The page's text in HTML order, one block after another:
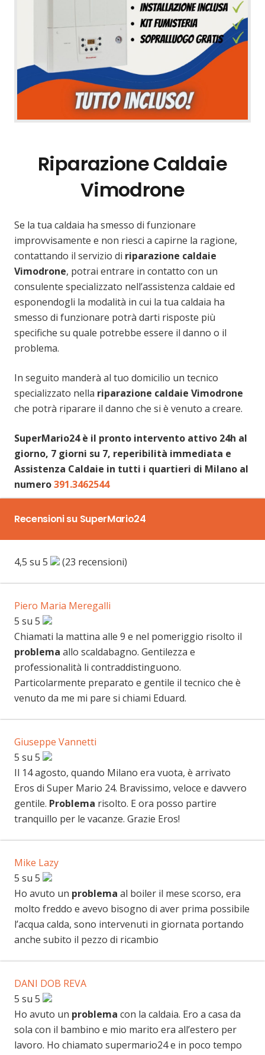
Riparazione Caldaie
Vimodrone
Se la tua caldaia ha smesso di funzionare
improvvisamente e non riesci a capirne la ragione,
contattando il servizio di riparazione caldaie
Vimodrone, potrai entrare in contatto con un
consulente specializzato nell’assistenza caldaie ed
esponendogli la modalità in cui la tua caldaia ha
smesso di funzionare potrà darti risposte più
specifiche su quale potrebbe essere il danno o il
problema.
In seguito manderà al tuo domicilio un tecnico
specializzato nella riparazione caldaie Vimodrone
che potrà riparare il danno che si è venuto a creare.
SuperMario24 è il pronto intervento attivo 24h al
giorno, 7 giorni su 7, reperibilità immediata e
Assistenza Caldaie in tutti i quartieri di Milano al
numero391.3462544
Recensioni su SuperMario24
4,5 su 5 (23 recensioni)
Piero Maria Meregalli
5 su 5
Chiamati la mattina alle 9 e nel pomeriggio risolto il
problema allo scaldabagno. Gentilezza e
professionalità li contraddistinguono.
Particolarmente preparato e gentile il tecnico che è
venuto da me mi pare si chiami Eduard.
Giuseppe Vannetti
5 su 5
Il 14 agosto, quando Milano era vuota, è arrivato
Eros di Super Mario 24. Bravissimo, veloce e davvero
gentile. Problema risolto. E ora posso partire
tranquillo per le vacanze. Grazie Eros!
Mike Lazy
5 su 5
Ho avuto un problema al boiler il mese scorso, era
molto freddo e avevo bisogno di aver prima possibile
l’acqua calda, sono intervenuti in giornata portando
anche subito il pezzo di ricambio
DANI DOB REVA
5 su 5
Ho avuto un problema con la caldaia. Ero a casa da
sola con il bambino e mio marito era all’estero per
lavoro. Ho chiamato supermario24 e in poco tempo